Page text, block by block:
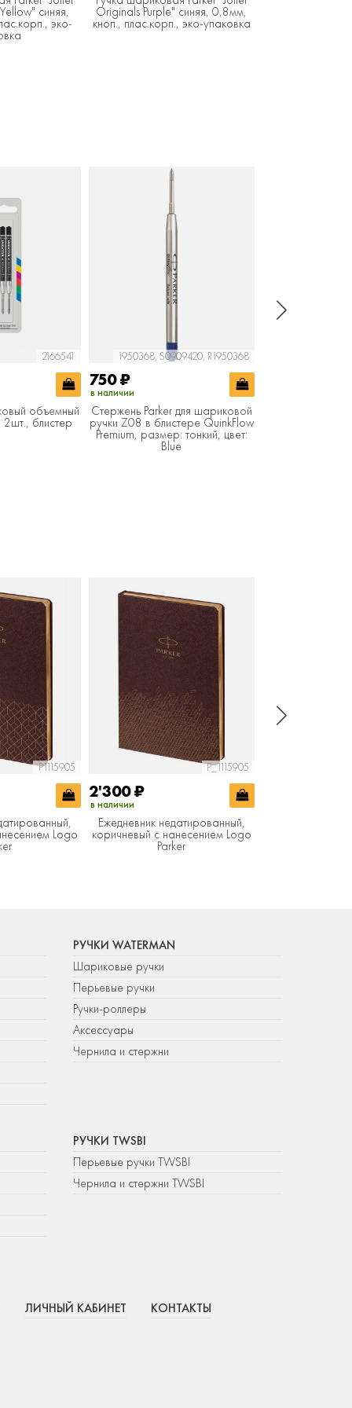
синяя,
эко-
Originals Purple" синяя, 0,8мм,
кноп., плас.корп., эко-упаковка
2166541
объемный
2шт., блистер
1950368, S0909420, R1950368
750₽
в наличии
Стержень Parker для шариковой
ручки Z08 в блистере QuinkFlow
Premium, размер: тонкий, цвет:
Blue
P1115905
Logo
P_1115905
2'300₽
в наличии
Ежедневник недатированный,
коричневый c нанесением Logo
Parker
РУЧКИ WATERMAN
Шариковые ручки
Перьевые ручки
Ручки-роллеры
Аксессуары
Чернила и стержни
РУЧКИ TWSBI
Перьевые ручки TWSBI
Чернила и стержни TWSBI
ЛИЧНЫЙ КАБИНЕТ КОНТАКТЫ